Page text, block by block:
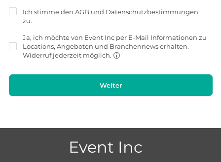
Ich stimme den AGB und Datenschutzbestimmungen
zu.
Ja, ich möchte von Event Inc per E-Mail Informationen zu
Locations, Angeboten und Branchennews erhalten.
Widerruf jederzeit möglich.
Weiter
Event Inc